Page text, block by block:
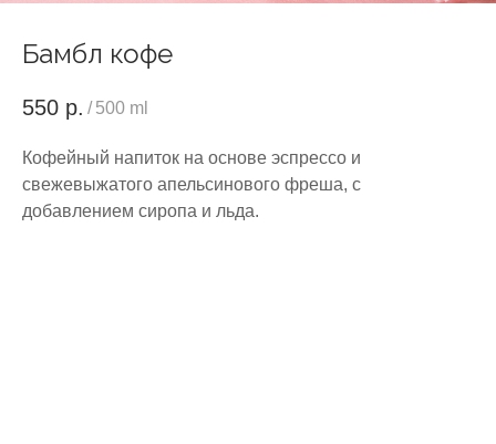
Бамбл кофе
550 р. / 500 ml
Кофейный напиток на основе эспрессо и
свежевыжатого апельсинового фреша, с
добавлением сиропа и льда.